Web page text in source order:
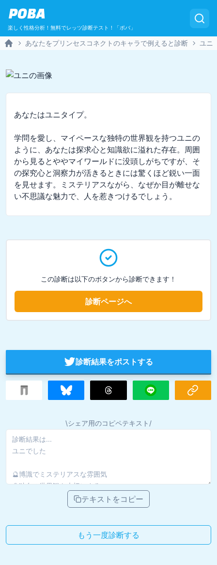
POBA
楽しく性格分析！無料でレッツ診断テスト！「ポバ」
あなたをプリンセスコネクトのキャラで例えると診断 ユニ
あなたはユニタイプ。
学問を愛し、マイペースな独特の世界観を持つユニの
ように、あなたは探求心と知識欲に溢れた存在。周囲
から見るとややマイワールドに没頭しがちですが、そ
の探究心と洞察力が活きるときには驚くほど鋭い一面
を見せます。ミステリアスながら、なぜか目が離せな
い不思議な魅力で、人を惹きつけるでしょう。
この診断は以下のボタンから診断できます！
診断ページへ
診断結果をポストする
\シェア用のコピペテキスト/
テキストをコピー
もう一度診断する